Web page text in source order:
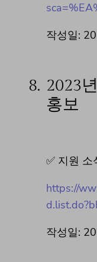
작성일:
8. 2023
홍보
✅ 지원
https://
작성일: